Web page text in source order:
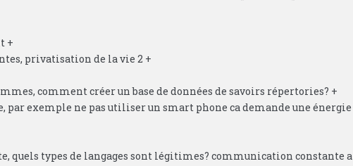
+
privatisation de la vie 2 +
comment créer un base de données de savoirs répertories? +
par exemple ne pas utiliser un smart phone ca demande une énergie
types de langages sont légitimes? communication constante a